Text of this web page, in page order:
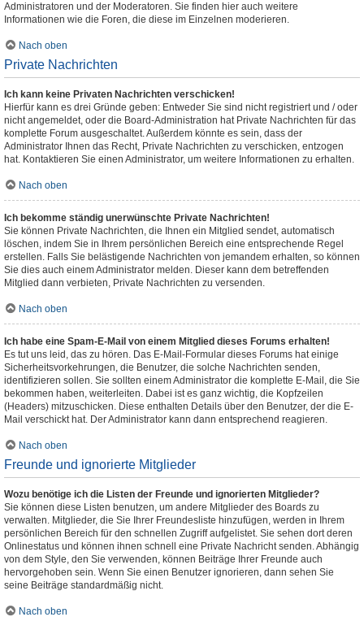
Administratoren und der Moderatoren. Sie finden hier auch weitere
Informationen wie die Foren, die diese im Einzelnen moderieren.
Nach oben
Private Nachrichten
Ich kann keine Privaten Nachrichten verschicken!
Hierfür kann es drei Gründe geben: Entweder Sie sind nicht registriert und / oder
nicht angemeldet, oder die Board-Administration hat Private Nachrichten für das
komplette Forum ausgeschaltet. Außerdem könnte es sein, dass der
Administrator Ihnen das Recht, Private Nachrichten zu verschicken, entzogen
hat. Kontaktieren Sie einen Administrator, um weitere Informationen zu erhalten.
Nach oben
Ich bekomme ständig unerwünschte Private Nachrichten!
Sie können Private Nachrichten, die Ihnen ein Mitglied sendet, automatisch
löschen, indem Sie in Ihrem persönlichen Bereich eine entsprechende Regel
erstellen. Falls Sie belästigende Nachrichten von jemandem erhalten, so können
Sie dies auch einem Administrator melden. Dieser kann dem betreffenden
Mitglied dann verbieten, Private Nachrichten zu versenden.
Nach oben
Ich habe eine Spam-E-Mail von einem Mitglied dieses Forums erhalten!
Es tut uns leid, das zu hören. Das E-Mail-Formular dieses Forums hat einige
Sicherheitsvorkehrungen, die Benutzer, die solche Nachrichten senden,
identifizieren sollen. Sie sollten einem Administrator die komplette E-Mail, die Sie
bekommen haben, weiterleiten. Dabei ist es ganz wichtig, die Kopfzeilen
(Headers) mitzuschicken. Diese enthalten Details über den Benutzer, der die E-
Mail verschickt hat. Der Administrator kann dann entsprechend reagieren.
Nach oben
Freunde und ignorierte Mitglieder
Wozu benötige ich die Listen der Freunde und ignorierten Mitglieder?
Sie können diese Listen benutzen, um andere Mitglieder des Boards zu
verwalten. Mitglieder, die Sie Ihrer Freundesliste hinzufügen, werden in Ihrem
persönlichen Bereich für den schnellen Zugriff aufgelistet. Sie sehen dort deren
Onlinestatus und können ihnen schnell eine Private Nachricht senden. Abhängig
von dem Style, den Sie verwenden, können Beiträge Ihrer Freunde auch
hervorgehoben sein. Wenn Sie einen Benutzer ignorieren, dann sehen Sie
seine Beiträge standardmäßig nicht.
Nach oben